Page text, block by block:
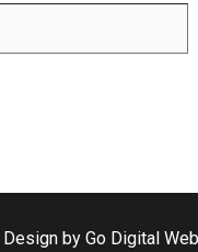
by Go Digital Web